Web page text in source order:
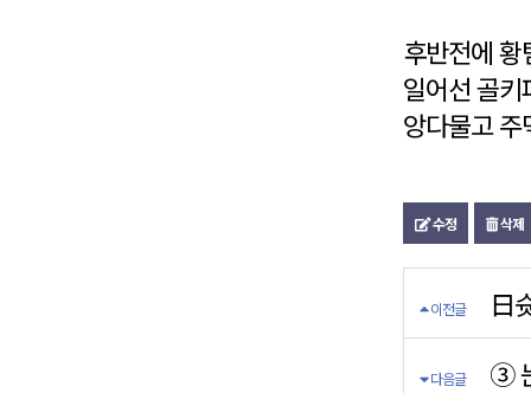
후반전에
일어선 골
앙다물고
수정 삭제
이전글 日
다음글 ③